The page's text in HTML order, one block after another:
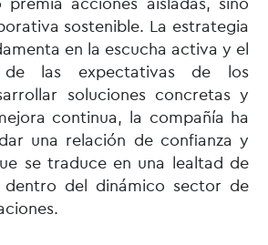
sostenible. La estrategia
en la escucha activa y el
de las expectativas de los
soluciones concretas y
continua, la compañía ha
una relación de confianza y
se traduce en una lealtad de
dentro del dinámico sector de